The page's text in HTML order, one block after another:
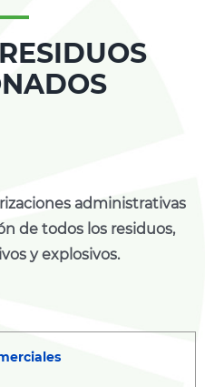
administrativas
de todos los residuos,
y explosivos.